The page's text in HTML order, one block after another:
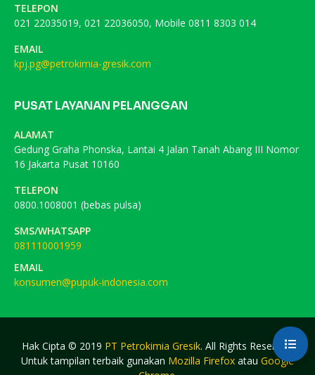
TELEPON
021 22035019, 021 22036050, Mobile 0811 8303 014
EMAIL
kpj.pg@petrokimia-gresik.com
PUSAT LAYANAN PELANGGAN
ALAMAT
Gedung Graha Phonska, Lantai 4 Jalan Tanah Abang III Nomor
16 Jakarta Pusat 10160
TELEPON
0800.1008001 (bebas pulsa)
SMS/WHATSAPP
081110001959
EMAIL
konsumen@pupuk-indonesia.com
Hak Cipta © 2019 PT Petrokimia Gresik. All Rights Reserved.
Untuk tampilan terbaik gunakan Mozilla Firefox atau Google